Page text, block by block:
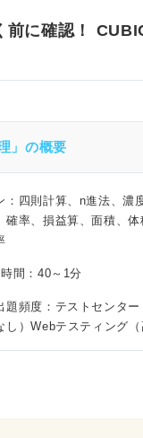
問題24（難易度：
問題26（難易度：
問題27（難易度：
問題28（難易度：
問題29（難易度：
前に確認！
」の概要
：四則計算、n進法、濃
確率、損益算、面積、
間：40～1分
題頻度：テストセンタ
し）Webテスティング（
確認！ CUBIC「数理
練習問題36問｜Web
：★★☆☆☆）
：★★★☆☆）
：★★★★☆）
：★★★☆☆）